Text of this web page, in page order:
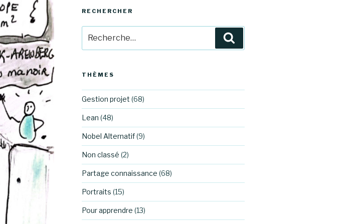
RECHERCHER
pour
THÈMES
Gestion projet (68)
Lean (48)
Nobel Alternatif(9)
Non classé (2)
Partage connaissance (68)
Portraits (15)
Pour apprendre (13)